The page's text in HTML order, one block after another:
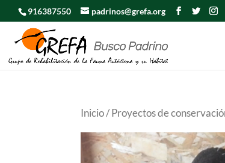
916387550 padrinos@grefa.org
Inicio/ Proyectos de